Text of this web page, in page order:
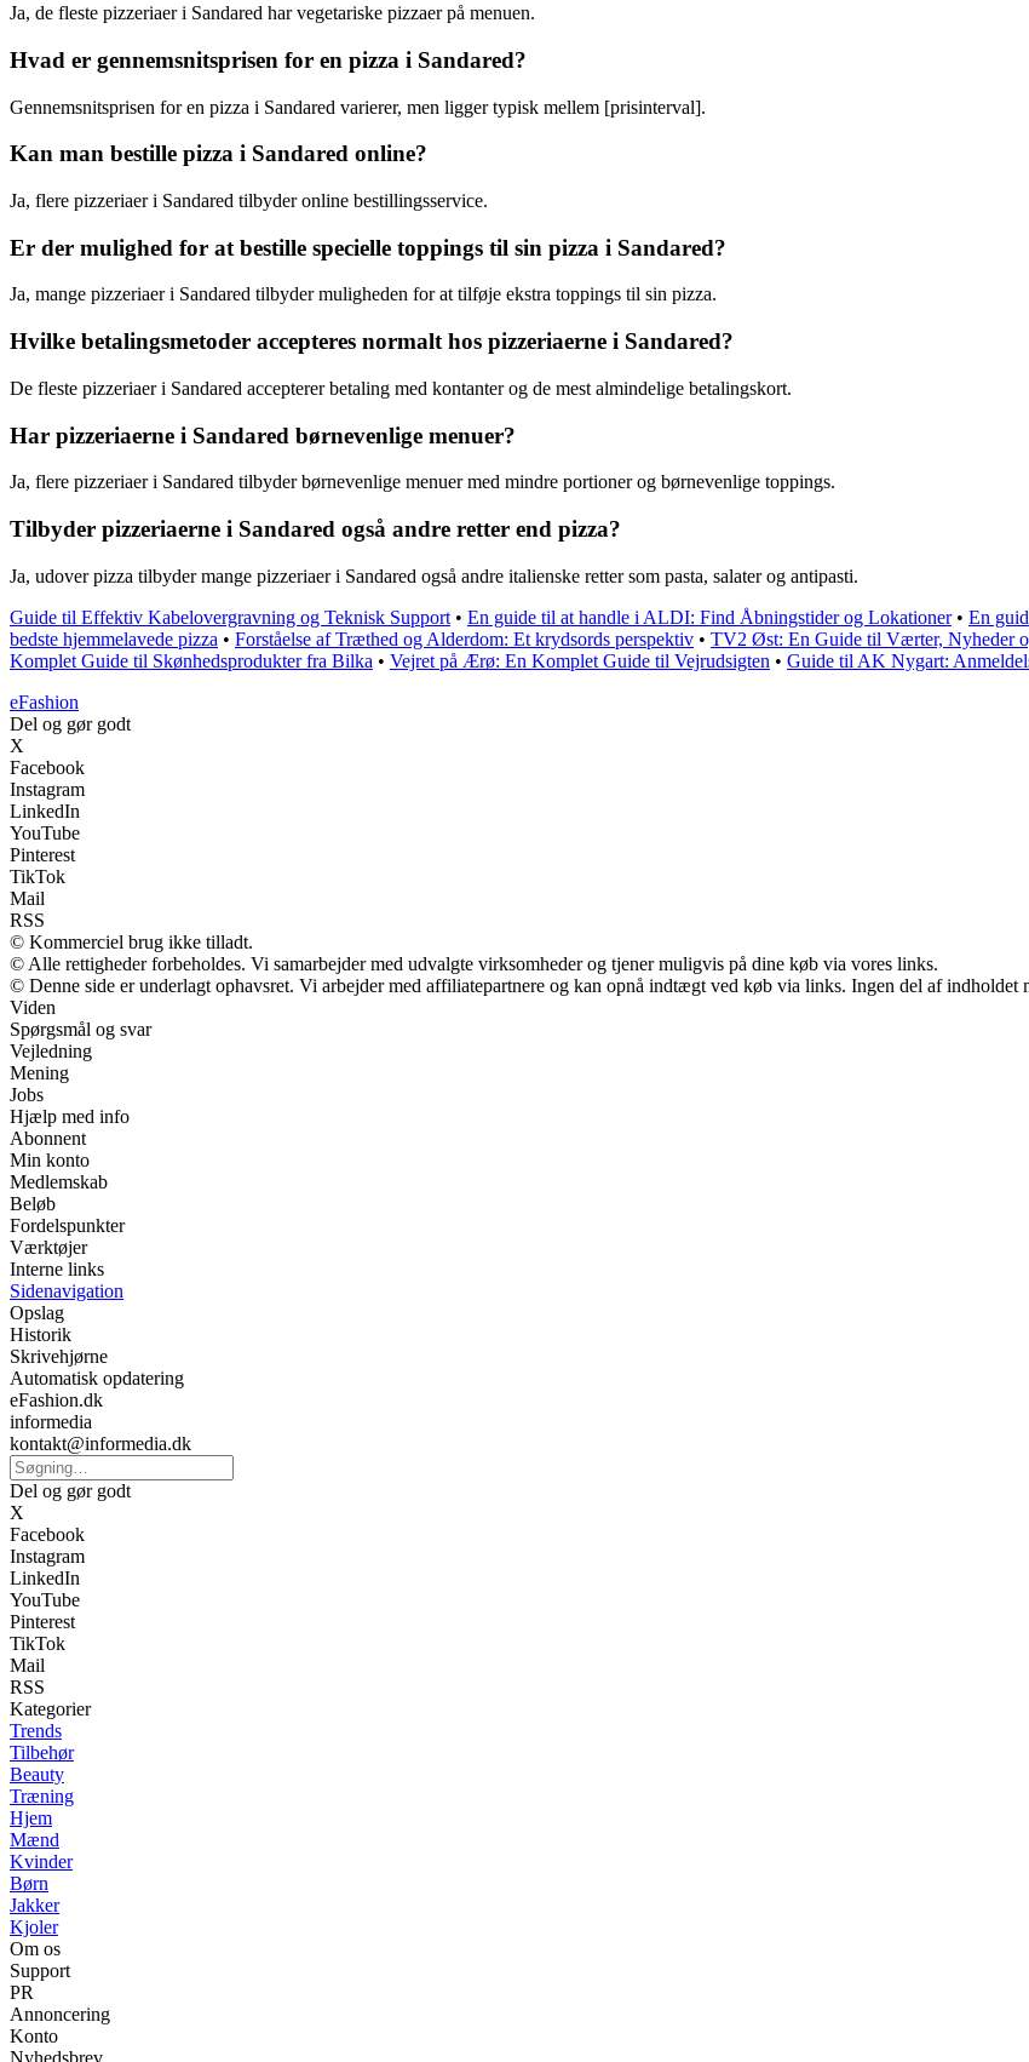
Ja, de fleste pizzeriaer i Sandared har vegetariske pizzaer på menuen.
Hvad er gennemsnitsprisen for en pizza i Sandared?
Gennemsnitsprisen for en pizza i Sandared varierer, men ligger typisk mellem [prisinterval].
Kan man bestille pizza i Sandared online?
Ja, flere pizzeriaer i Sandared tilbyder online bestillingsservice.
Er der mulighed for at bestille specielle toppings til sin pizza i Sandared?
Ja, mange pizzeriaer i Sandared tilbyder muligheden for at tilføje ekstra toppings til sin pizza.
Hvilke betalingsmetoder accepteres normalt hos pizzeriaerne i Sandared?
De fleste pizzeriaer i Sandared accepterer betaling med kontanter og de mest almindelige betalingskort.
Har pizzeriaerne i Sandared børnevenlige menuer?
Ja, flere pizzeriaer i Sandared tilbyder børnevenlige menuer med mindre portioner og børnevenlige toppings.
Tilbyder pizzeriaerne i Sandared også andre retter end pizza?
Ja, udover pizza tilbyder mange pizzeriaer i Sandared også andre italienske retter som pasta, salater og antipasti.
Guide til Effektiv Kabelovergravning og Teknisk Support • En guide til at handle i ALDI: Find Åbningstider og Lokationer• En
bedste hjemmelavede pizza • Forståelse af Træthed og Alderdom: Et krydsords perspektiv • TV2 Øst: En Guide til Værter, Nyheder
Komplet Guide til Skønhedsprodukter fra Bilka • Vejret på Ærø: En Komplet Guide til Vejrudsigten • Guide til AK Nygart:
eFashion
Del og gør godt
X
Facebook
Instagram
LinkedIn
YouTube
Pinterest
TikTok
Mail
RSS
© Kommerciel brug ikke tilladt.
© Alle rettigheder forbeholdes. Vi samarbejder med udvalgte virksomheder og tjener muligvis på dine køb via vores links.
© Denne side er underlagt ophavsret. Vi arbejder med affiliatepartnere og kan opnå indtægt ved køb via links. Ingen del af indholdet
Viden
Spørgsmål og svar
Vejledning
Mening
Jobs
Hjælp med info
Abonnent
Min konto
Medlemskab
Beløb
Fordelspunkter
Værktøjer
Interne links
Sidenavigation
Opslag
Historik
Skrivehjørne
Automatisk opdatering
eFashion.dk
informedia
kontakt@informedia.dk
Del og gør godt
X
Facebook
Instagram
LinkedIn
YouTube
Pinterest
TikTok
Mail
RSS
Kategorier
Trends
Tilbehør
Beauty
Træning
Hjem
Mænd
Kvinder
Børn
Jakker
Kjoler
Om os
Support
PR
Annoncering
Konto
Nyhedsbrev